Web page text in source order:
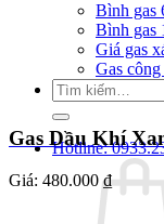
Bình gas
Bình gas
Giá gas
Gas
Tìm
kiếm:
Hotline:
Gas Dầu Khí
Giá: 480.000 ₫